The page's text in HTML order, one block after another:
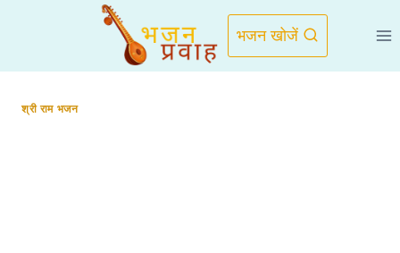
भजन खोजें
श्री राम भजन